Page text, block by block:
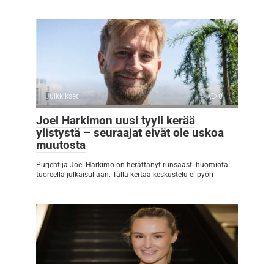
Julkkikset 0
Joel Harkimon uusi tyyli kerää
ylistystä – seuraajat eivät ole uskoa
muutosta
Purjehtija Joel Harkimo on herättänyt runsaasti huomiota
tuoreella julkaisullaan. Tällä kertaa keskustelu ei pyöri